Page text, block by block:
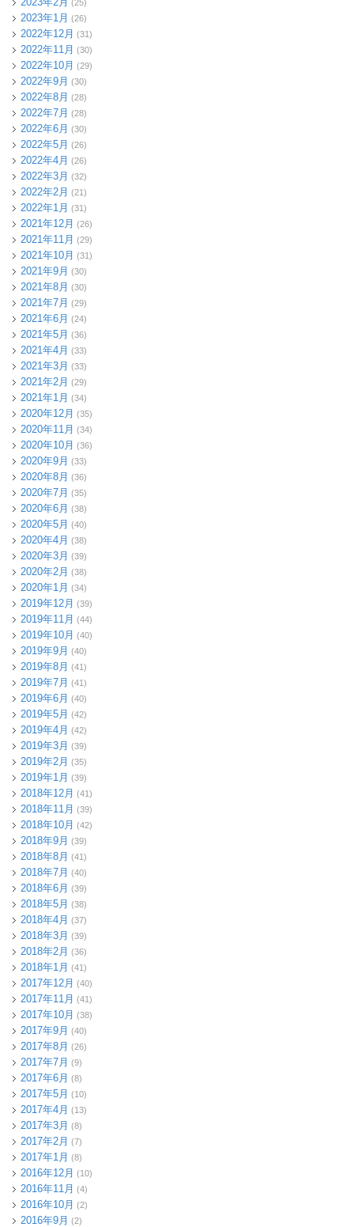
(25)
2023年1月 (26)
2022年12月 (31)
2022年11月 (30)
2022年10月 (29)
2022年9月 (30)
2022年8月 (28)
2022年7月 (28)
2022年6月 (30)
2022年5月 (26)
2022年4月 (26)
2022年3月 (32)
2022年2月 (21)
2022年1月 (31)
2021年12月 (26)
2021年11月 (29)
2021年10月 (31)
2021年9月 (30)
2021年8月 (30)
2021年7月 (29)
2021年6月 (24)
2021年5月 (36)
2021年4月 (33)
2021年3月 (33)
2021年2月 (29)
2021年1月 (34)
2020年12月 (35)
2020年11月 (34)
2020年10月 (36)
2020年9月 (33)
2020年8月 (36)
2020年7月 (35)
2020年6月 (38)
2020年5月 (40)
2020年4月 (38)
2020年3月 (39)
2020年2月 (38)
2020年1月 (34)
2019年12月 (39)
2019年11月 (44)
2019年10月 (40)
2019年9月 (40)
2019年8月 (41)
2019年7月 (41)
2019年6月 (40)
2019年5月 (42)
2019年4月 (42)
2019年3月 (39)
2019年2月 (35)
2019年1月 (39)
2018年12月 (41)
2018年11月 (39)
2018年10月 (42)
2018年9月 (39)
2018年8月 (41)
2018年7月 (40)
2018年6月 (39)
2018年5月 (38)
2018年4月 (37)
2018年3月 (39)
2018年2月 (36)
2018年1月 (41)
2017年12月 (40)
2017年11月 (41)
2017年10月 (38)
2017年9月 (40)
2017年8月 (26)
2017年7月 (9)
2017年6月 (8)
2017年5月 (10)
2017年4月 (13)
2017年3月 (8)
2017年2月 (7)
2017年1月 (8)
2016年12月 (10)
2016年11月 (4)
2016年10月 (2)
2016年9月 (2)